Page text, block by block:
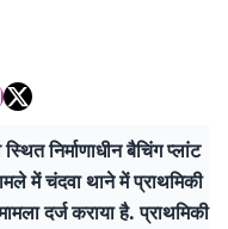
निर्माणाधीन बैचिंग प्लांट
में चंदवा थाने में प्राथमिकी
दर्ज कराया है. प्राथमिकी